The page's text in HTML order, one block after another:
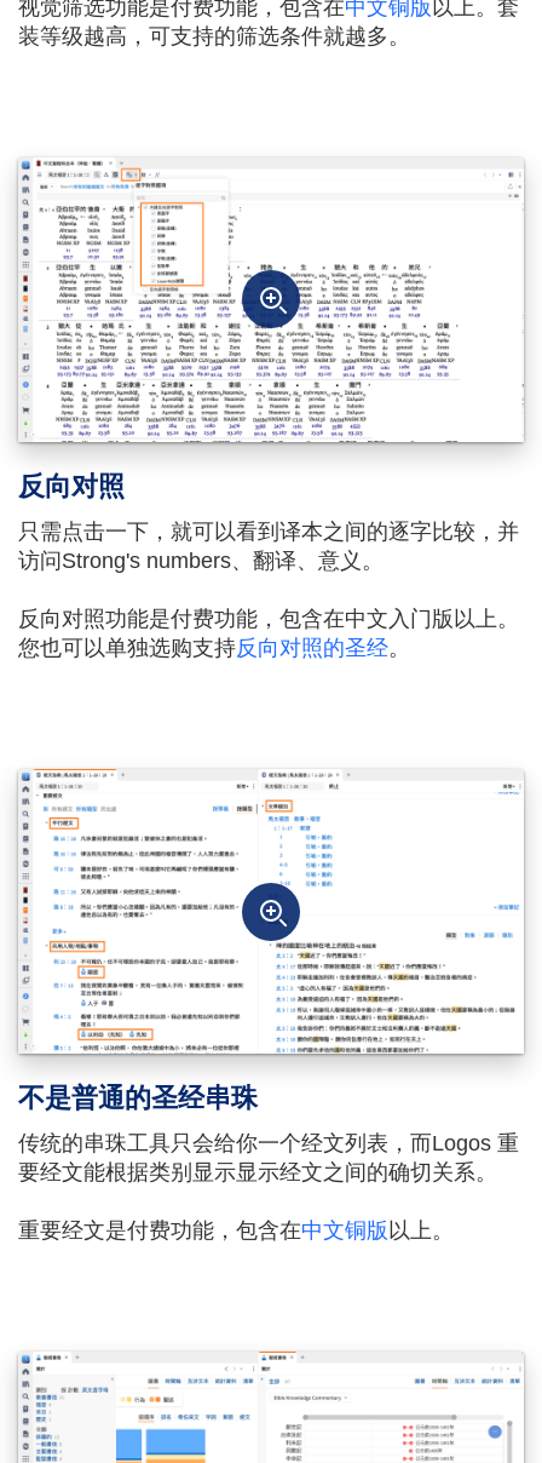
视觉筛选功能是付费功能，包含在中文铜版 以上。套
装等级越高，可支持的筛选条件就越多。
反向对照
只需点击一下，就可以看到译本之间的逐字比较，并
访问Strong's numbers、翻译、意义。
反向对照功能是付费功能，包含在中文入门版以上。
您也可以单独选购支持反向对照的圣经。
不是普通的圣经串珠
传统的串珠工具只会给你一个经文列表，而Logos 重
要经文能根据类别显示显示经文之间的确切关系。
重要经文是付费功能，包含在中文铜版 以上。